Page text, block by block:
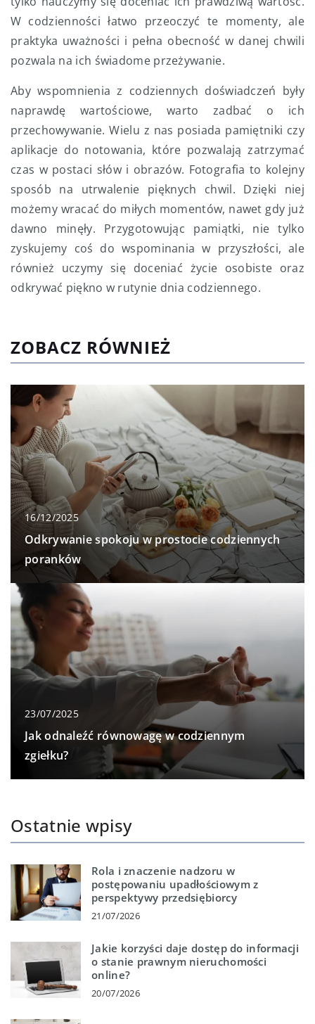
W codzienności łatwo przeoczyć te momenty, ale
praktyka uważności i pełna obecność w danej chwili
pozwala na ich świadome przeżywanie.
Aby wspomnienia z codziennych doświadczeń były
naprawdę wartościowe, warto zadbać o ich
przechowywanie. Wielu z nas posiada pamiętniki czy
aplikacje do notowania, które pozwalają zatrzymać
czas w postaci słów i obrazów. Fotografia to kolejny
sposób na utrwalenie pięknych chwil. Dzięki niej
możemy wracać do miłych momentów, nawet gdy już
dawno minęły. Przygotowując pamiątki, nie tylko
zyskujemy coś do wspominania w przyszłości, ale
również uczymy się doceniać życie osobiste oraz
odkrywać piękno w rutynie dnia codziennego.
ZOBACZ RÓWNIEŻ
16/12/2025
Odkrywanie spokoju w prostocie codziennych
poranków
23/07/2025
Jak odnaleźć równowagę w codziennym
zgiełku?
Ostatnie wpisy
Rola i znaczenie nadzoru w
postępowaniu upadłościowym z
perspektywy przedsiębiorcy
21/07/2026
Jakie korzyści daje dostęp do informacji
o stanie prawnym nieruchomości
online?
20/07/2026